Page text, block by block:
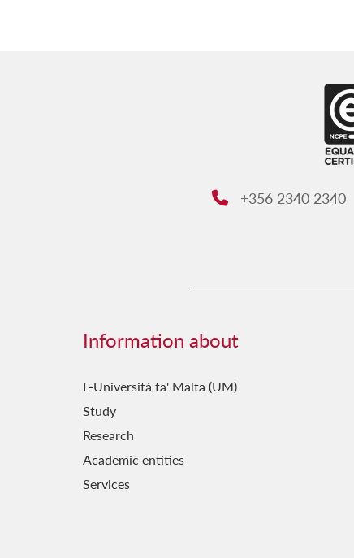
Phone:
+356 2340 2340
Information about
L-Università ta' Malta (UM)
Study
Research
Academic entities
Services